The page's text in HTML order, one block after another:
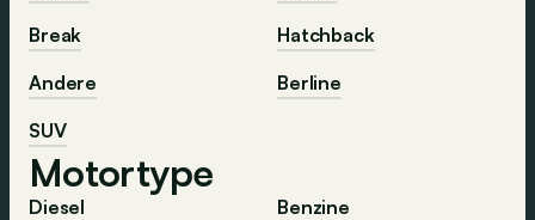
Break
Hatchback
Andere
Berline
SUV
Motortype
Diesel Benzine